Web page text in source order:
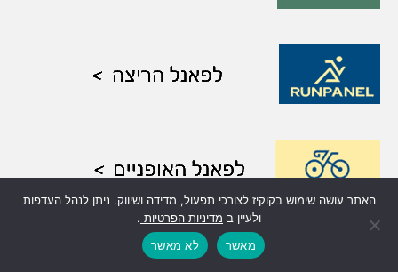
מומלץ לבדוק:
האתר עושה שימוש בקוקיז לצורכי תפעול, מדידה ושיווק. ניתן לנהל העדפות
ולעיין ב מדיניות הפרטיות .
מאשר
לא מאשר